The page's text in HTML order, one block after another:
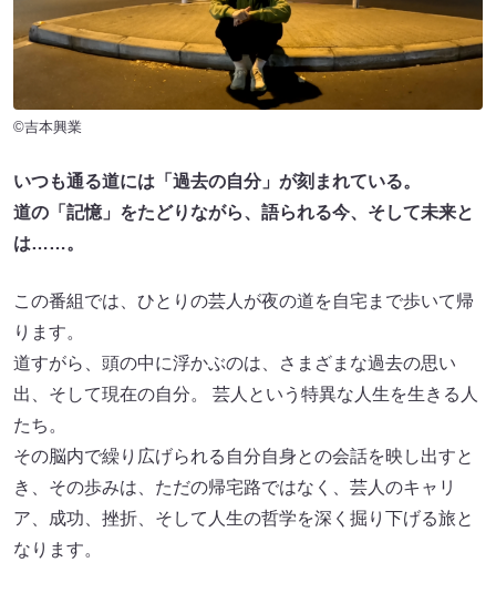
©吉本興業
いつも通る道には「過去の自分」が刻まれている。
道の「記憶」をたどりながら、語られる今、そして未来と
は……。
この番組では、ひとりの芸人が夜の道を自宅まで歩いて帰
ります。
道すがら、頭の中に浮かぶのは、さまざまな過去の思い
出、そして現在の自分。 芸人という特異な人生を生きる人
たち。
その脳内で繰り広げられる自分自身との会話を映し出すと
き、その歩みは、ただの帰宅路ではなく、芸人のキャリ
ア、成功、挫折、そして人生の哲学を深く掘り下げる旅と
なります。